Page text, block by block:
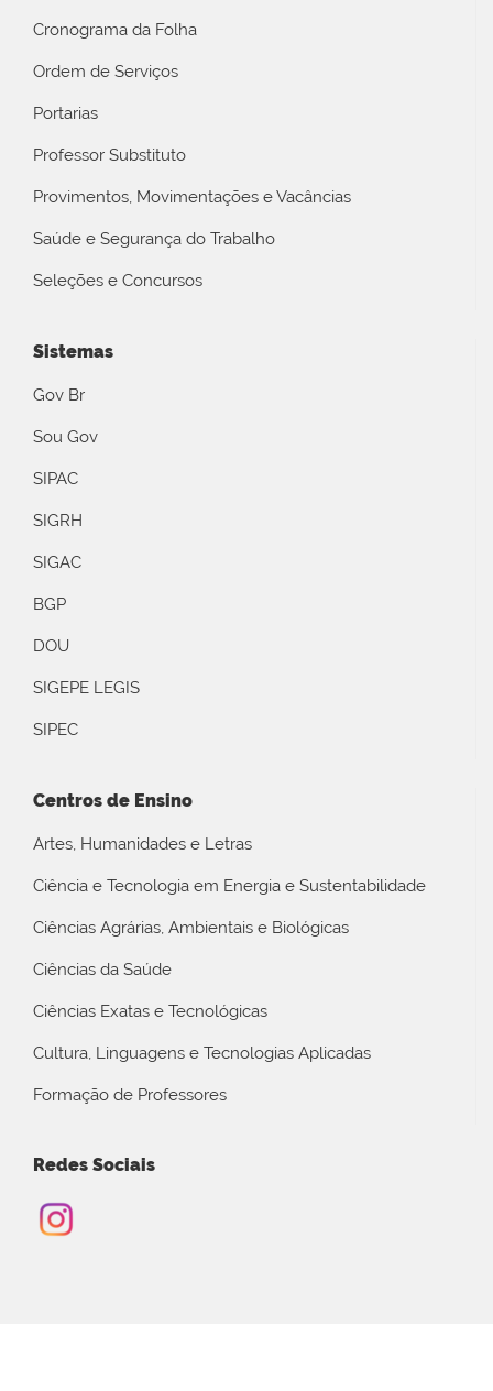
Cronograma da Folha
Ordem de Serviços
Portarias
Professor Substituto
Provimentos, Movimentações e Vacâncias
Saúde e Segurança do Trabalho
Seleções e Concursos
Sistemas
Gov Br
Sou Gov
SIPAC
SIGRH
SIGAC
BGP
DOU
SIGEPE LEGIS
SIPEC
Centros de Ensino
Artes, Humanidades e Letras
Ciência e Tecnologia em Energia e Sustentabilidade
Ciências Agrárias, Ambientais e Biológicas
Ciências da Saúde
Ciências Exatas e Tecnológicas
Cultura, Linguagens e Tecnologias Aplicadas
Formação de Professores
Redes Sociais